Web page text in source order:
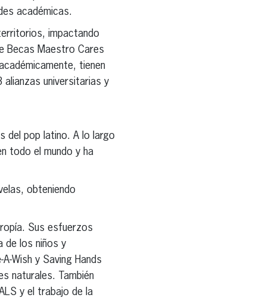
académicas.
impactando
Becas Maestro Cares
tienen
universitarias y
del pop latino. A lo largo
todo el mundo y ha
obteniendo
Sus esfuerzos
de los niños y
Wish y Saving Hands
naturales. También
y el trabajo de la